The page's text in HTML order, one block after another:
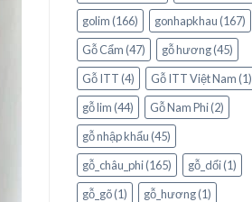
golim(166) gonhapkhau(167)
Gỗ Cẩm(47) gỗ hương(45)
Gỗ ITT(4) Gỗ ITT Việt Nam(1)
gỗ lim(44) Gỗ Nam Phi(2)
gỗ nhập khẩu(45)
gỗ_châu_phi(165) gỗ_dổi(1)
gỗ_gõ(1) gỗ_hương(1)